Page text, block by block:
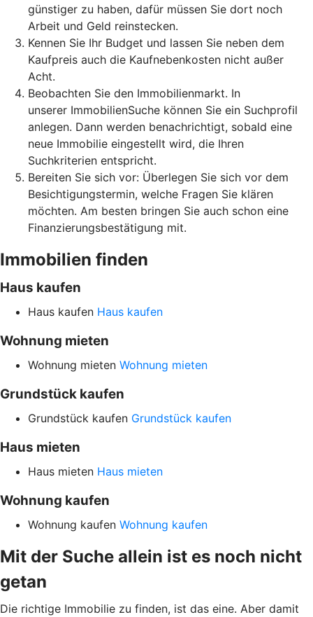
günstiger zu haben, dafür müssen Sie dort noch
Arbeit und Geld reinstecken.
Kennen Sie Ihr Budget und lassen Sie neben dem
Kaufpreis auch die Kaufnebenkosten nicht außer
Acht.
Beobachten Sie den Immobilienmarkt. In
unserer ImmobilienSuche können Sie ein Suchprofil
anlegen. Dann werden benachrichtigt, sobald eine
neue Immobilie eingestellt wird, die Ihren
Suchkriterien entspricht.
Bereiten Sie sich vor: Überlegen Sie sich vor dem
Besichtigungstermin, welche Fragen Sie klären
möchten. Am besten bringen Sie auch schon eine
Finanzierungsbestätigung mit.
Immobilien finden
Haus kaufen
Haus kaufen Haus kaufen
Wohnung mieten
Wohnung mieten Wohnung mieten
Grundstück kaufen
Grundstück kaufen Grundstück kaufen
Haus mieten
Haus mieten Haus mieten
Wohnung kaufen
Wohnung kaufen Wohnung kaufen
Mit der Suche allein ist es noch nicht
getan
Die richtige Immobilie zu finden, ist das eine. Aber damit